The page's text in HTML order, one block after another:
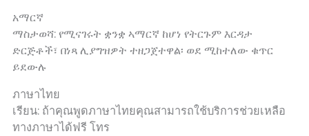
አማርኛ
ማስታወሻ: የሚናገሩት ቋንቋ ኣማርኛ ከሆነ የትርጉም እርዳታ
ድርጅቶች፣ በነጻ ሊያግዝዎት ተዘጋጀተዋል፡ ወደ ሚከተለው ቁጥር
ይደውሉ
ภาษาไทย
เรียน: ถ้าคุณพูดภาษาไทยคุณสามารถใช้บริการช่วยเหลือ
ทางภาษาได้ฟรี โทร